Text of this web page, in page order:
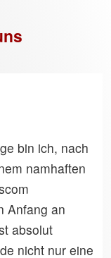
bin ich, nach
namhaften
Anfang an
absolut
nicht nur eine